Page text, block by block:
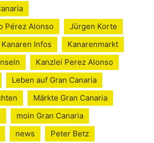
Pérez Alonso
Jürgen Korte
Kanaren Infos
Kanarenmarkt
Kanzlei Perez Alonso
Leben auf Gran Canaria
Märkte Gran Canaria
moin Gran Canaria
news
Peter Betz